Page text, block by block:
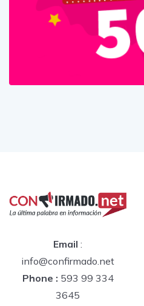
Email :
info@confirmado.net
Phone : 593 99 334
3645